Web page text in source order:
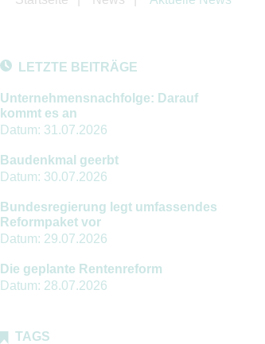
LETZTE BEITRÄGE
Unternehmensnachfolge: Darauf
kommt es an
Datum: 31.07.2026
Baudenkmal geerbt
Datum: 30.07.2026
Bundesregierung legt umfassendes
Reformpaket vor
Datum: 29.07.2026
Die geplante Rentenreform
Datum: 28.07.2026
TAGS